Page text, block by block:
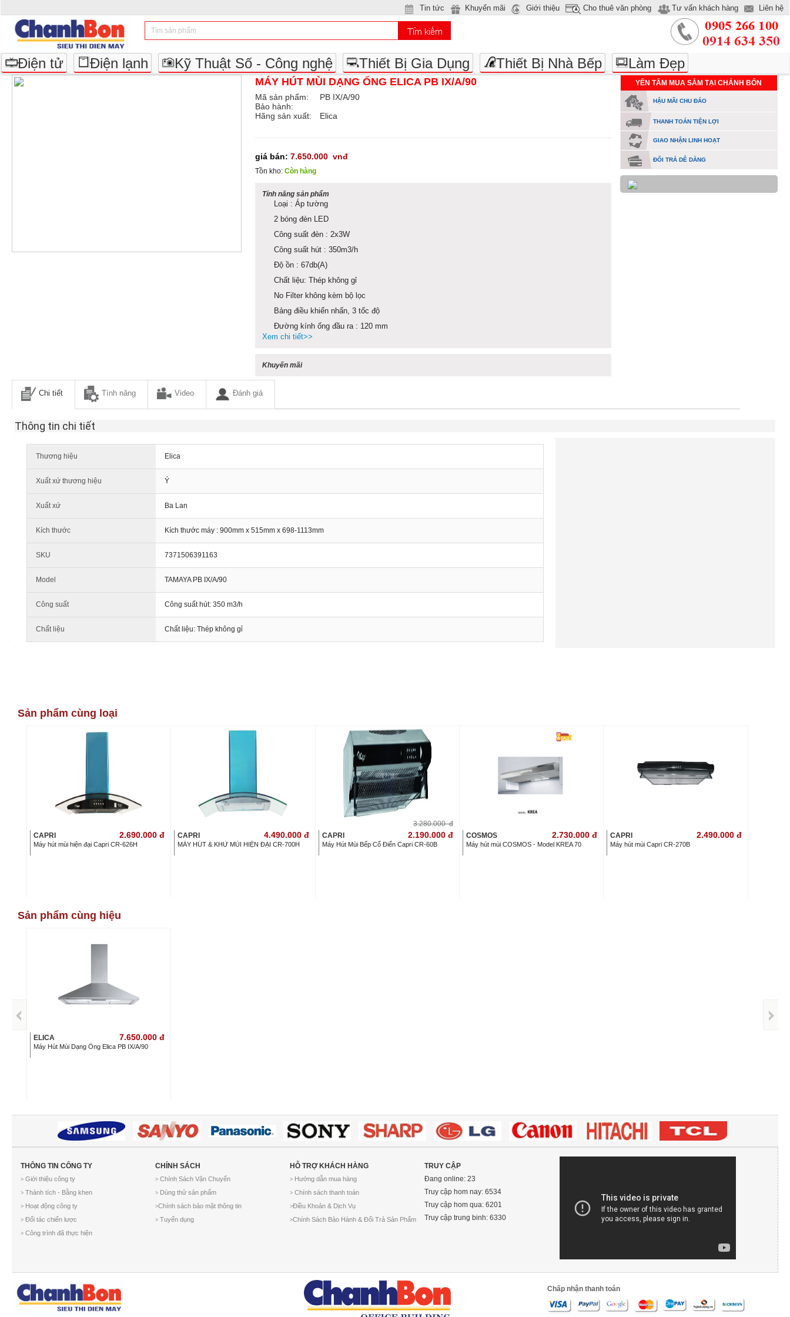
Liên hệ
Tin tức Khuyến mãi Giới thiệu Cho thuê văn phòng Tư vấn khách hàng
Điện tử Điện lạnh Kỹ Thuật Số - Công nghệ Thiết Bị Gia Dụng Thiết Bị Nhà Bếp Làm Đẹp
MÁY HÚT MÙI DẠNG ỐNG ELICA PB IX/A/90
Mã sản phẩm:
PB IX/A/90
Bảo hành:
Hãng sản xuất:
Elica
giá bán: 7.650.000 vnđ
Tồn kho: Còn hàng
Tính năng sản phẩm
Loại : Áp tường
2 bóng đèn LED
Công suất đèn : 2x3W
Công suất hút : 350m3/h
Độ ồn : 67db(A)
Chất liệu: Thép không gỉ
No Filter không kèm bộ lọc
Bảng điều khiển nhấn, 3 tốc độ
Đường kính ống đầu ra : 120 mm
Xem chi tiết>>
Khuyến mãi
YÊN TÂM MUA SẮM TẠI CHÁNH BỔN
HẬU MÃI CHU ĐÁO
THANH TOÁN TIỆN LỢI
GIAO NHẬN LINH HOẠT
ĐỔI TRẢ DỄ DÀNG
Chi tiết Tính năng Video Đánh giá
Thông tin chi tiết
Thương hiệu Elica
Xuất xứ thương hiệu Ý
Xuất xứ Ba Lan
Kích thước Kích thước máy : 900mm x 515mm x 698-1113mm
SKU 7371506391163
Model TAMAYA PB IX/A/90
Công suất Công suất hút: 350 m3/h
Chất liệu Chất liệu: Thép không gỉ
Sản phẩm cùng loại
CAPRI 2.690.000 đ
Máy hút mùi hiện đại Capri CR-626H
CAPRI 4.490.000 đ
MÁY HÚT & KHỬ MÙI HIỆN ĐẠI CR-700H
3.280.000 đ
CAPRI
2.190.000 đ
Máy Hút Mùi Bếp Cổ Điển Capri CR-60B
COSMOS 2.730.000 đ
Máy hút mùi COSMOS - Model KREA 70
CAPRI 2.490.000 đ
Máy hút mùi Capri CR-270B
Sản phẩm cùng hiệu
ELICA 7.650.000 đ
Máy Hút Mùi Dạng Ống Elica PB IX/A/90
THÔNG TIN CÔNG TY
> Giới thiệu công ty
> Thành tích - Bằng khen
> Hoạt động công ty
> Đối tác chiến lược
> Công trình đã thực hiện
CHÍNH SÁCH
> Chính Sách Vận Chuyển
> Dùng thử sản phẩm
>Chính sách bảo mật thông tin
> Tuyển dụng
HỖ TRỢ KHÁCH HÀNG
> Hướng dẫn mua hàng
> Chính sách thanh toán
>Điều Khoản & Dịch Vụ
>Chính Sách Bảo Hành & Đổi Trả Sản Phẩm
TRUY CẬP
Đang online: 23
Truy cập hom nay: 6534
Truy cập hom qua: 6201
Truy cập trung binh: 6330
Chấp nhận thanh toán